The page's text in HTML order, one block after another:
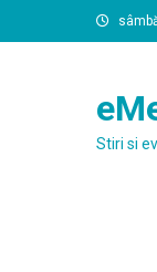
to
Stiri si